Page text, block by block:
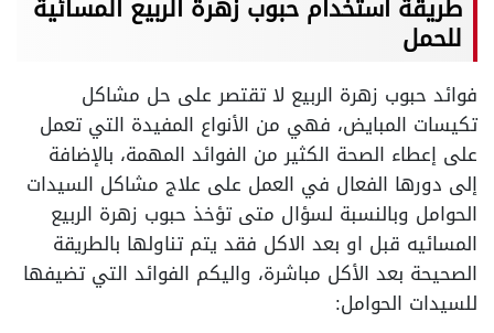
طريقة استخدام حبوب زهرة الربيع المسائية
للحمل
فوائد حبوب زهرة الربيع لا تقتصر على حل مشاكل
تكيسات المبايض، فهي من الأنواع المفيدة التي تعمل
على إعطاء الصحة الكثير من الفوائد المهمة، بالإضافة
إلى دورها الفعال في العمل على علاج مشاكل السيدات
الحوامل وبالنسبة لسؤال متى تؤخذ حبوب زهرة الربيع
المسائيه قبل او بعد الاكل فقد يتم تناولها بالطريقة
الصحيحة بعد الأكل مباشرة، واليكم الفوائد التي تضيفها
للسيدات الحوامل: